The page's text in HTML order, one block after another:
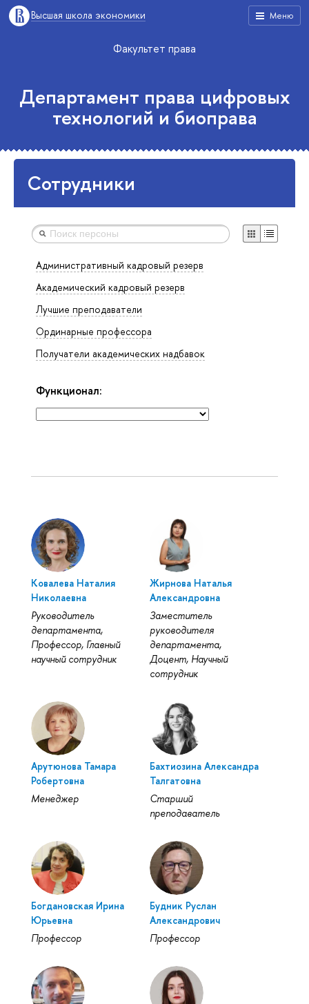
Меню
Высшая школа экономики
Факультет права
Департамент права цифровых
технологий и биоправа
Сотрудники
Административный кадровый резерв
Академический кадровый резерв
Лучшие преподаватели
Ординарные профессора
Получатели академических надбавок
Функционал:
Ковалева Наталия
Николаевна
Руководитель
департамента,
Профессор, Главный
научный сотрудник
Жирнова Наталья
Александровна
Заместитель
руководителя
департамента,
Доцент, Научный
сотрудник
Арутюнова Тамара
Робертовна
Менеджер
Бахтиозина Александра
Талгатовна
Старший
преподаватель
Богдановская Ирина
Юрьевна
Профессор
Будник Руслан
Александрович
Профессор